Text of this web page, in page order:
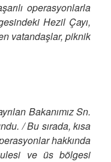
operasyonlarla
Hezil Çayı,
vatandaşlar, piknik
Bakanımız Sn.
/ Bu sırada, kısa
hakkında
ve üs bölgesi